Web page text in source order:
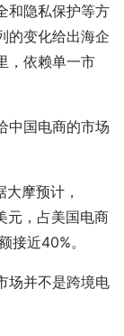
和隐私保护等方
的变化给出海企
，依赖单一市
中国电商的市场
摩预计，
元，占美国电商
接近40%。
场并不是跨境电